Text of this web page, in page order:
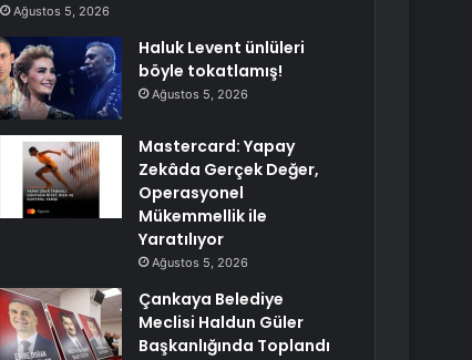
Ağustos 5, 2026
Haluk Levent ünlüleri
böyle tokatlamış!
Ağustos 5, 2026
Mastercard: Yapay
Zekâda Gerçek Değer,
Operasyonel
Mükemmellik ile
Yaratılıyor
Ağustos 5, 2026
Çankaya Belediye
Meclisi Haldun Güler
Başkanlığında Toplandı